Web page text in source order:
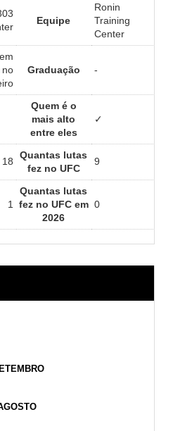
Equipe
Ronin
Training
Center
no
Graduação -
Quem é o
mais alto
entre eles
✓
18
Quantas lutas
fez no UFC
9
1
Quantas lutas
fez no UFC em
2026
0